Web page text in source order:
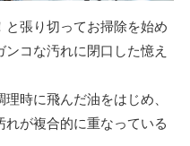
張り切ってお掃除を始め
コな汚れに閉口した憶え
時に飛んだ油をはじめ、
が複合的に重なっている